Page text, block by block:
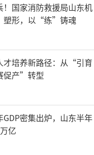
钞关雪夜
！国家消防救援局山东机
形，以“练”铸魂
才培养新路径：从“引育
产”转型
密集出炉，山东半年
亿